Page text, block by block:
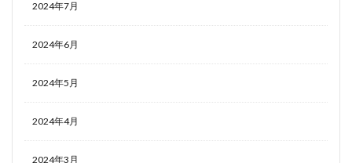
2024年7月
2024年6月
2024年5月
2024年4月
2024年3月